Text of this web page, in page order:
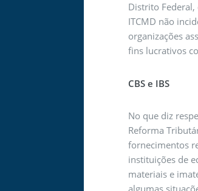
Distrito
ITCMD não
organizações
fins lucrativos
CBS e IBS
No que diz
Reforma
fornecimentos
instituições de
materiais e
algumas